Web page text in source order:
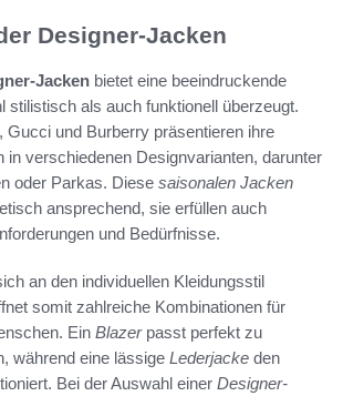
Designer-Jacken
Jacken bietet eine beeindruckende
stilistisch als auch funktionell überzeugt.
Gucci und Burberry präsentieren ihre
in verschiedenen Designvarianten, darunter
oder Parkas. Diese saisonalen Jacken
ansprechend, sie erfüllen auch
und Bedürfnisse.
an den individuellen Kleidungsstil
somit zahlreiche Kombinationen für
Ein Blazerpasst perfekt zu
während eine lässige Lederjacke den
Bei der Auswahl einer Designer-